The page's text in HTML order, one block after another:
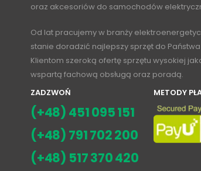
oraz akcesoriów do samochodów
Od lat pracujemy w branży
stanie doradzić najlepszy sprzęt do
Klientom szeroką ofertę sprzętu wysokiej
wspartą fachową obsługą oraz poradą.
ZADZWOŃ
(+48) 451 095 151
(+48) 791 702 200
(+48) 517 370 420
METODY